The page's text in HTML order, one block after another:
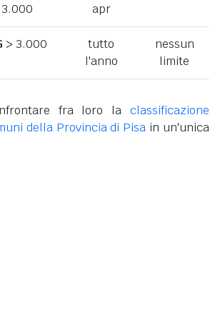
3.000
apr
> 3.000
tutto
l'anno
nessun
limite
fra loro la classificazione
della Provincia di Pisa in un'unica